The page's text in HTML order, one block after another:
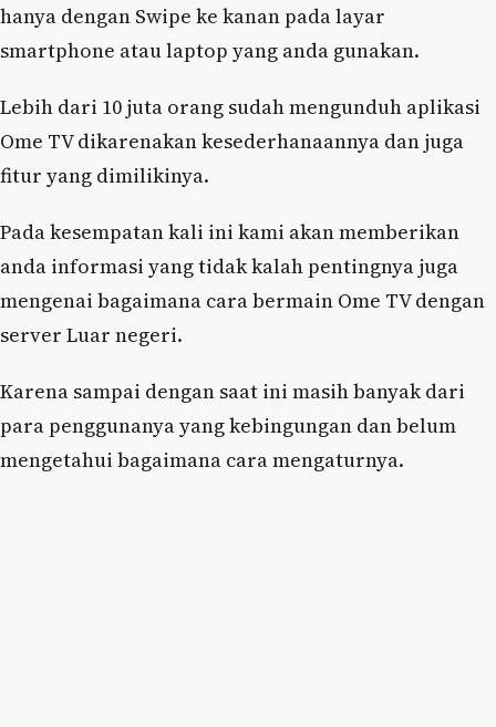
hanya dengan Swipe ke kanan pada layar
smartphone atau laptop yang anda gunakan.
Lebih dari 10 juta orang sudah mengunduh aplikasi
Ome TV dikarenakan kesederhanaannya dan juga
fitur yang dimilikinya.
Pada kesempatan kali ini kami akan memberikan
anda informasi yang tidak kalah pentingnya juga
mengenai bagaimana cara bermain Ome TV dengan
server Luar negeri.
Karena sampai dengan saat ini masih banyak dari
para penggunanya yang kebingungan dan belum
mengetahui bagaimana cara mengaturnya.